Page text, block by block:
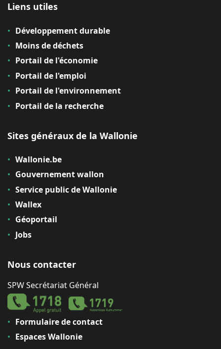
Liens utiles
Développement durable
Moins de déchets
Portail de l'économie
Portail de l'emploi
Portail de l'environnement
Portail de la recherche
Sites généraux de la Wallonie
Wallonie.be
Gouvernement wallon
Service public de Wallonie
Wallex
Géoportail
Jobs
Nous contacter
SPW Secrétariat Général
Formulaire de contact
Espaces Wallonie